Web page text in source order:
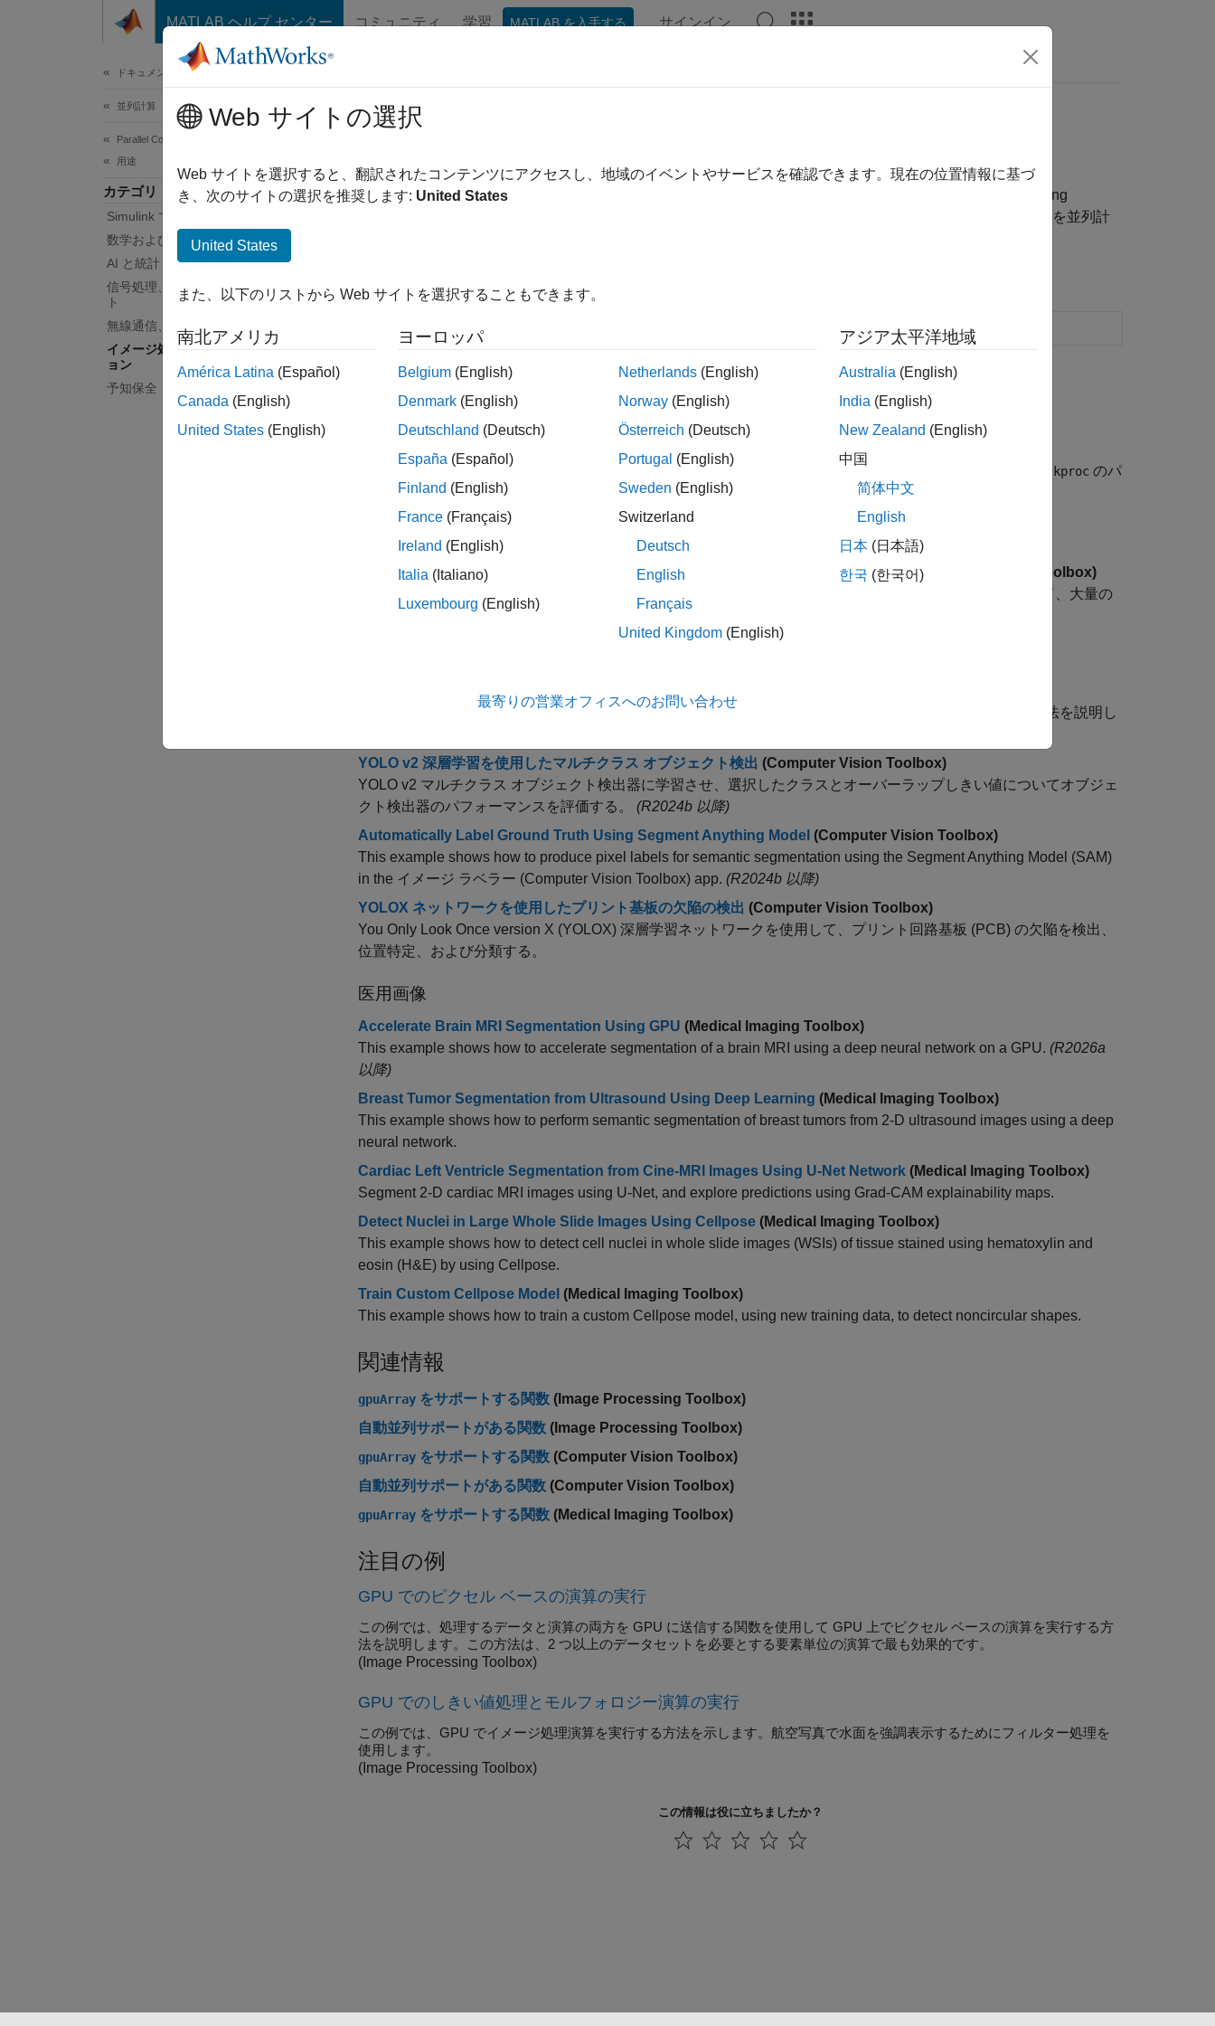
コンテンツへスキップ
MATLAB ヘルプ センター コミュニティ 学習 MATLAB を入手する サインイン
ドキュメンテーションのホーム
並列計算
Parallel Computing Toolbox
用途
カテゴリ
Simulink での並列計算
数学および最適化
AI と統計
信号処理、オーディオ、ウェーブレッ
ト
無線通信、アンテナ、レーダー
イメージ処理とコンピューター ビジ
ョン
予知保全
イメージ処理とコンピューター ビジョン
イメージ処理、コンピューター ビジョン、医用画像のアプリケーションを並列計算を使用して高速化する
Parallel Computing Toolbox™ を Image Processing Toolbox™、Computer Vision Toolbox™、Medical Imaging
Toolbox™ と共に使用することで、イメージ処理、コンピューター ビジョン、医用画像のアプリケーションを並列計
アプリ
イメージのバッチ処理 複数イメージへの関数の適用
トピック
(Image Processing Toolbox)
Parallel Computing Toolbox ライセンスをお持ちの場合は、マシンの複数のプロセッサ コアを利用して
blockproc のパ
フォーマンスを改善できます。
GPU でのイメージ処理(Image Processing Toolbox)
複雑なイメージ処理ワークフローにグラフィックス処理装置 (GPU) 高速化を活用します。
MapReduce フレームワークと Hadoop を使用した大規模なイメージ セットの処理(Image Processing Toolbox)
この例では、Image Processing Toolbox™ と共に MATLAB® の MapReduce およびデータストアを使用して、大量の
イメージに対して細胞カウント アルゴリズムを実行する方法を説明します。
深層学習を使用したセマンティック セグメンテーション
この例では、セマンティック セグメンテーション ネットワークを使用してイメージをセグメント化する方法を説明し
YOLO v2 深層学習を使用したマルチクラス オブジェクト検出 (Computer Vision Toolbox)
YOLO v2 マルチクラス オブジェクト検出器に学習させ、選択したクラスとオーバーラップしきい値についてオブジェ
クト検出器のパフォーマンスを評価する。
(R2024b 以降)
Automatically Label Ground Truth Using Segment Anything Model (Computer Vision Toolbox)
This example shows how to produce pixel labels for semantic segmentation using the Segment Anything Model (SAM)
in the イメージ ラベラー (Computer Vision Toolbox) app. (R2024b 以降)
YOLOX ネットワークを使用したプリント基板の欠陥の検出 (Computer Vision Toolbox)
You Only Look Once version X (YOLOX) 深層学習ネットワークを使用して、プリント回路基板 (PCB) の欠陥を検出、
位置特定、および分類する。
医用画像
Accelerate Brain MRI Segmentation Using GPU (Medical Imaging Toolbox)
This example shows how to accelerate segmentation of a brain MRI using a deep neural network on a GPU. (R2026a
以降)
Breast Tumor Segmentation from Ultrasound Using Deep Learning (Medical Imaging Toolbox)
This example shows how to perform semantic segmentation of breast tumors from 2-D ultrasound images using a deep
neural network.
Cardiac Left Ventricle Segmentation from Cine-MRI Images Using U-Net Network (Medical Imaging Toolbox)
Segment 2-D cardiac MRI images using U-Net, and explore predictions using Grad-CAM explainability maps.
Detect Nuclei in Large Whole Slide Images Using Cellpose (Medical Imaging Toolbox)
This example shows how to detect cell nuclei in whole slide images (WSIs) of tissue stained using hematoxylin and
eosin (H&E) by using Cellpose.
Train Custom Cellpose Model (Medical Imaging Toolbox)
This example shows how to train a custom Cellpose model, using new training data, to detect noncircular shapes.
関連情報
gpuArray をサポートする関数 (Image Processing Toolbox)
自動並列サポートがある関数 (Image Processing Toolbox)
gpuArray をサポートする関数 (Computer Vision Toolbox)
自動並列サポートがある関数 (Computer Vision Toolbox)
gpuArray をサポートする関数 (Medical Imaging Toolbox)
注目の例
GPU でのピクセル ベースの演算の実行
この例では、処理するデータと演算の両方を GPU に送信する関数を使用して GPU 上でピクセル ベースの演算を実行する方
法を説明します。この方法は、2 つ以上のデータセットを必要とする要素単位の演算で最も効果的です。
(Image Processing Toolbox)
GPU でのしきい値処理とモルフォロジー演算の実行
この例では、GPU でイメージ処理演算を実行する方法を示します。航空写真で水面を強調表示するためにフィルター処理を
使用します。
(Image Processing Toolbox)
この情報は役に立ちましたか？
Web サイトの選択
Web サイトを選択すると、翻訳されたコンテンツにアクセスし、地域のイベントやサービスを確認できます。現在の位置情報に基づ
き、次のサイトの選択を推奨します: United States
United States
また、以下のリストから Web サイトを選択することもできます。
南北アメリカ
América Latina (Español)
Canada (English)
United States (English)
ヨーロッパ
Belgium (English)
Denmark (English)
Deutschland (Deutsch)
España (Español)
Finland (English)
France (Français)
Ireland (English)
Italia (Italiano)
Luxembourg (English)
Netherlands (English)
Norway (English)
Österreich (Deutsch)
Portugal (English)
Sweden (English)
Switzerland
Deutsch
English
Français
United Kingdom (English)
アジア太平洋地域
Australia (English)
India (English)
New Zealand (English)
中国
简体中文
English
日本 (日本語)
한국 (한국어)
最寄りの営業オフィスへのお問い合わせ